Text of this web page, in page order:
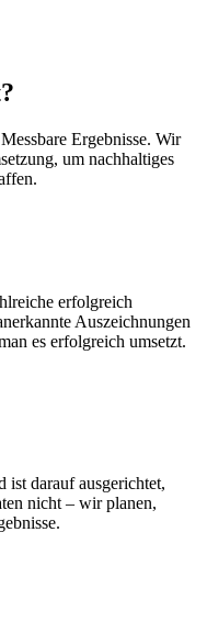
Ergebnisse. Wir
um nachhaltiges
erfolgreich
Auszeichnungen
es erfolgreich umsetzt.
ist darauf ausgerichtet,
nicht – wir planen,